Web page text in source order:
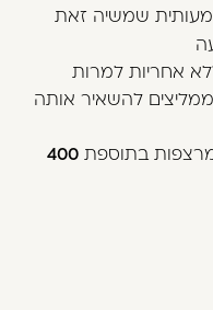
שמשיה זאת
אחריות למרות
להשאיר אותה
מרצפות בתוספת400